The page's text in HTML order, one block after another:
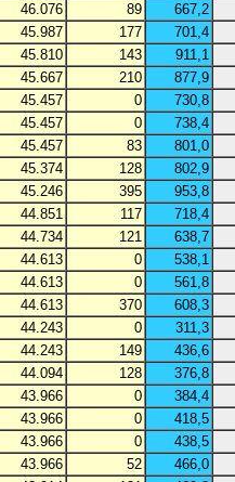
46.076 89
667,2
45.987 177
701,4
45.810 143
911,1
45.667 210
877,9
45.457 0
730,8
45.457 0
738,4
45.457 83
801,0
45.374 128
802,9
45.246 395
953,8
44.851 117
718,4
44.734 121
638,7
44.613 0
538,1
44.613 0
561,8
44.613 370
608,3
44.243 0
311,3
44.243 149
436,6
44.094 128
376,8
43.966 0
384,4
43.966 0
418,5
43.966 0
438,5
43.966 52
466,0